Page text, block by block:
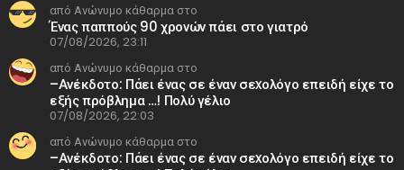
από Ανώνυμο κάθαρμα στο
Ένας παππούς 90 χρονών πάει στο γιατρό
07/08/2026, 23:11
από Ανώνυμο κάθαρμα στο
–Ανέκδοτο: Πάει ένας σε έναν σεxολόγο επειδή είχε το
εξής πρόβλημα …! Πολύ γέλιο
07/08/2026, 22:03
από Ανώνυμο κάθαρμα στο
–Ανέκδοτο: Πάει ένας σε έναν σεxολόγο επειδή είχε το